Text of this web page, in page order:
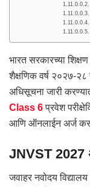
भारत सरकारच्या
शैक्षणिक वर्ष २०२७-२८
अधिसूचना जारी
Class 6प्रवेश
आणि ऑनलाईन अर्ज
JNVST 2027
जवाहर नवोदय